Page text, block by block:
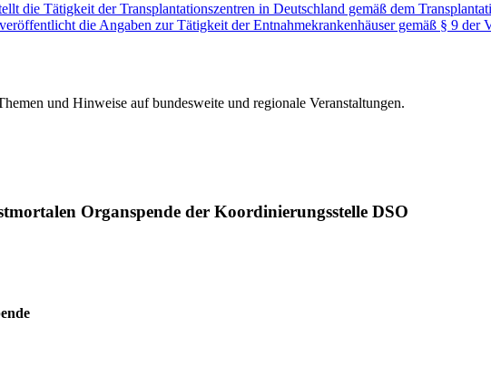
die Tätigkeit der Transplantationszentren in Deutschland gemäß dem
die Angaben zur Tätigkeit der Entnahmekrankenhäuser gemäß § 9 der
und Hinweise auf bundesweite und regionale Veranstaltungen.
Organspende der Koordinierungsstelle DSO